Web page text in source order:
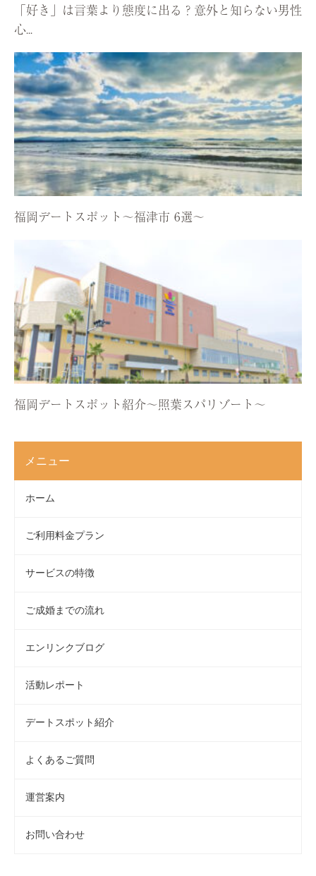
「好き」は言葉より態度に出る？意外と知らない男性
心...
福岡デートスポット〜福津市 6選〜
福岡デートスポット紹介〜照葉スパリゾート〜
メニュー
ホーム
ご利用料金プラン
サービスの特徴
ご成婚までの流れ
エンリンクブログ
活動レポート
デートスポット紹介
よくあるご質問
運営案内
お問い合わせ